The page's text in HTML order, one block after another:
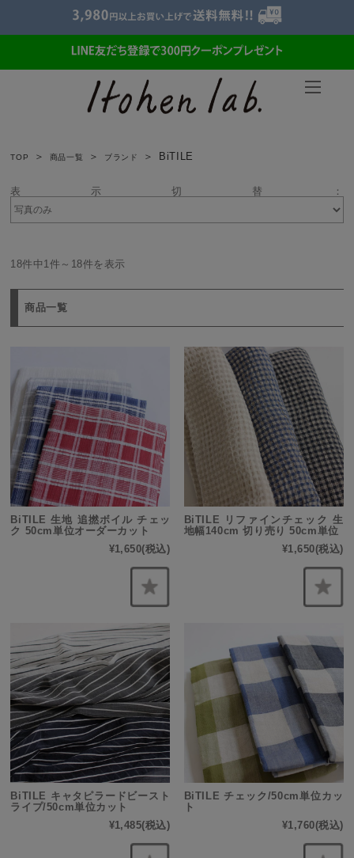
TOP 商品一覧 ブランド BiTILE
表示切替：
18件中1件～18件を表示
商品一覧
BiTILE 生地 追撚ボイル チェッ
ク 50cm単位オーダーカット
¥1,650(税込)
BiTILE リファインチェック 生
地幅140cm 切り売り 50cm単位
¥1,650(税込)
BiTILE キャタピラードビースト
ライプ/50cm単位カット
¥1,485(税込)
BiTILE チェック/50cm単位カッ
ト
¥1,760(税込)